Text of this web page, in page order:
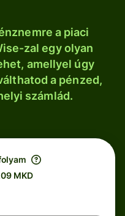
a piaci
zal egy olyan
amellyel úgy
a pénzed,
számlád.
MKD